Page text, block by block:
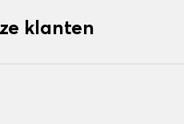
klanten